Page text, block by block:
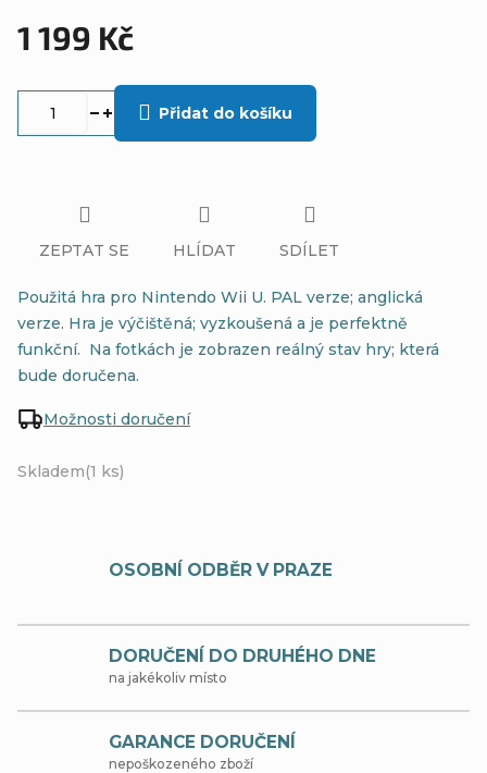
1 199 Kč
Skladem(1 ks)
Možnosti doručení
Přidat do košíku
Použitá hra pro Nintendo Wii U. PAL verze; anglická
verze. Hra je výčištěná; vyzkoušená a je perfektně
funkční. Na fotkách je zobrazen reálný stav hry; která
bude doručena.
ZEPTAT SE HLÍDAT SDÍLET
OSOBNÍ ODBĚR V PRAZE
DORUČENÍ DO DRUHÉHO DNE
na jakékoliv místo
GARANCE DORUČENÍ
nepoškozeného zboží